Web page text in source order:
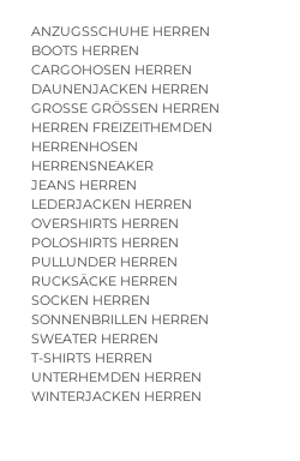
ANZUGSSCHUHE HERREN
BOOTS HERREN
CARGOHOSEN HERREN
DAUNENJACKEN HERREN
GROSSE GRÖSSEN HERREN
HERREN FREIZEITHEMDEN
HERRENHOSEN
HERRENSNEAKER
JEANS HERREN
LEDERJACKEN HERREN
OVERSHIRTS HERREN
POLOSHIRTS HERREN
PULLUNDER HERREN
RUCKSÄCKE HERREN
SOCKEN HERREN
SONNENBRILLEN HERREN
SWEATER HERREN
T-SHIRTS HERREN
UNTERHEMDEN HERREN
WINTERJACKEN HERREN